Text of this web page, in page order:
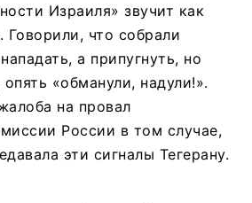
Израиля» звучит как
Говорили, что собрали
а припугнуть, но
«обманули, надули!».
на провал
России в том случае,
эти сигналы Тегерану.